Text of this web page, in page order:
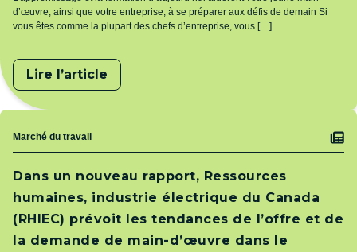
d’œuvre, ainsi que votre entreprise, à se préparer aux défis de demain Si
vous êtes comme la plupart des chefs d’entreprise, vous […]
Lire l’article
Dans un nouveau rapport, Ressources
humaines, industrie électrique du Canada
(RHIEC) prévoit les tendances de l’offre et de
la demande de main-d’œuvre dans le
Sujet
Marché du travail